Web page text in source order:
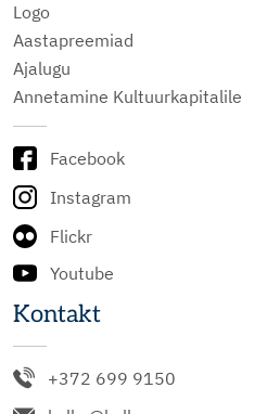
Logo
Aastapreemiad
Ajalugu
Annetamine Kultuurkapitalile
Facebook
Instagram
Flickr
Youtube
Kontakt
+372 699 9150